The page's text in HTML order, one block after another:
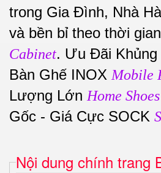
trong Gia Đình, Nhà
và bền bỉ theo thời gian
Cabinet. Ưu Đãi Khủng
Bàn Ghế INOX Mobile
Lượng Lớn Home
Gốc - Giá Cực SOCK
Nội dung chính trang